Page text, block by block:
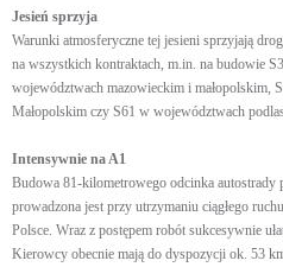
Jesień sprzyja
Warunki atmosferyczne tej jesieni sprzyjają
na wszystkich kontraktach, m.in. na budowie
województwach mazowieckim i małopolskim,
Małopolskim czy S61 w województwach
Intensywnie na A1
Budowa 81-kilometrowego odcinka autostrady
prowadzona jest przy utrzymaniu ciągłego
Polsce. Wraz z postępem robót sukcesywnie
Kierowcy obecnie mają do dyspozycji ok. 53